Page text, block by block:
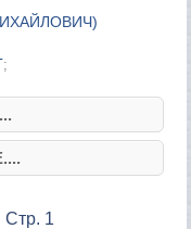
)
;
Стр. 1